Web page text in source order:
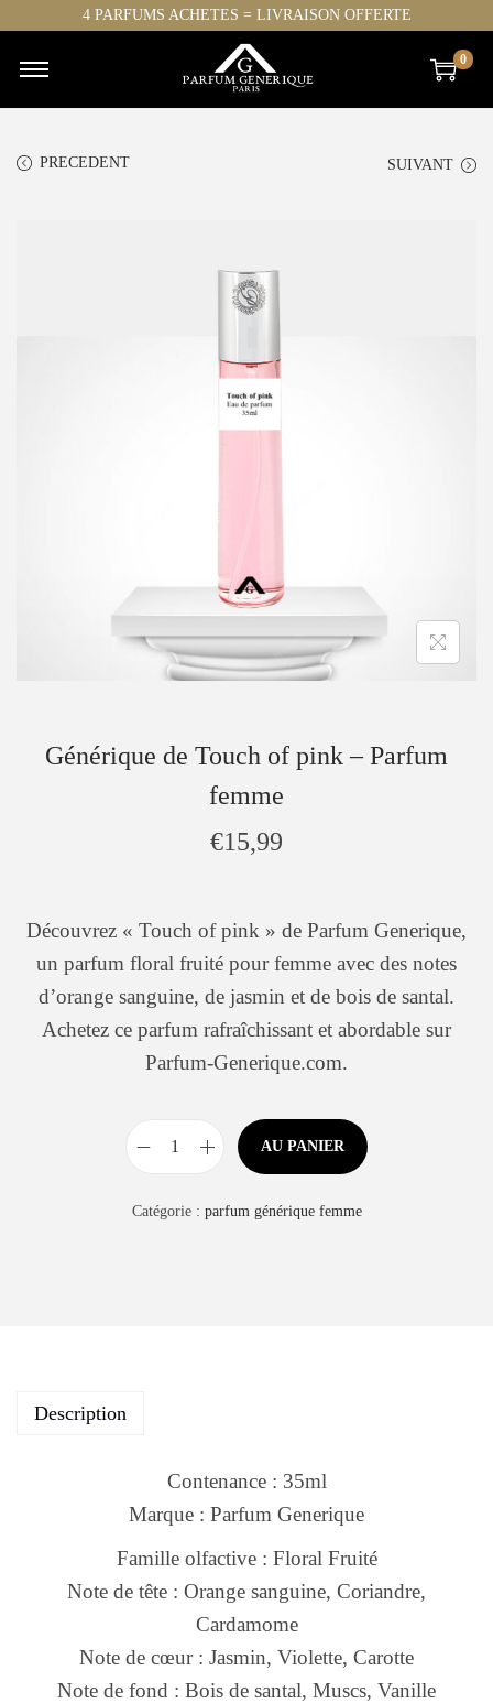
4 PARFUMS ACHETES = LIVRAISON OFFERTE
0
PRECEDENT SUIVANT
Générique de Touch of pink – Parfum
femme
€15,99
Découvrez « Touch of pink » de Parfum Generique,
un parfum floral fruité pour femme avec des notes
d’orange sanguine, de jasmin et de bois de santal.
Achetez ce parfum rafraîchissant et abordable sur
Parfum-Generique.com.
AU PANIER
Catégorie : parfum générique femme
Description
Contenance : 35ml
Marque : Parfum Generique
Famille olfactive : Floral Fruité
Note de tête : Orange sanguine, Coriandre,
Cardamome
Note de cœur : Jasmin, Violette, Carotte
Note de fond : Bois de santal, Muscs, Vanille